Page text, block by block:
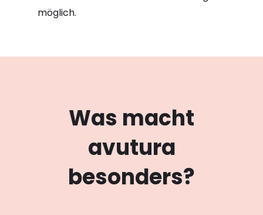
möglich.
Was macht
avutura
besonders?